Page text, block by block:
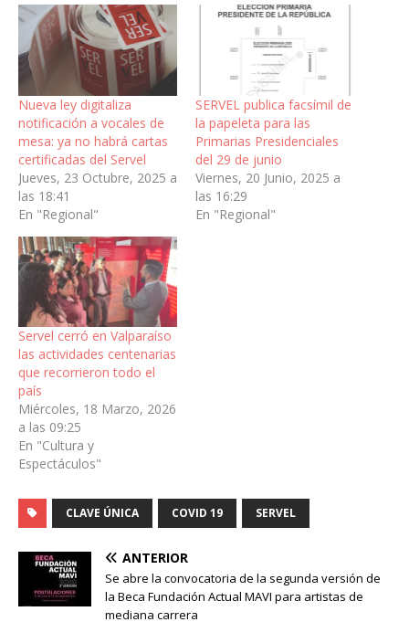
Nueva ley digitaliza
notificación a vocales de
mesa: ya no habrá cartas
certificadas del Servel
Jueves, 23 Octubre, 2025 a
las 18:41
En "Regional"
SERVEL publica facsímil de
la papeleta para las
Primarias Presidenciales
del 29 de junio
Viernes, 20 Junio, 2025 a
las 16:29
En "Regional"
Servel cerró en Valparaíso
las actividades centenarias
que recorrieron todo el
país
Miércoles, 18 Marzo, 2026
a las 09:25
En "Cultura y
Espectáculos"
CLAVE ÚNICA COVID 19 SERVEL
ANTERIOR
Se abre la convocatoria de la segunda versión de
la Beca Fundación Actual MAVI para artistas de
mediana carrera